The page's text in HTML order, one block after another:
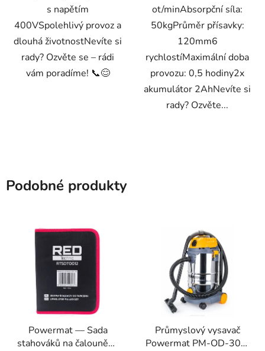
s napětím
400VSpolehlivý provoz a
dlouhá životnostNevíte si
rady? Ozvěte se – rádi
vám poradíme! 📞😊
ot/minAbsorpční síla:
50kgPrůměr přísavky:
120mm6
rychlostíMaximální doba
provozu: 0,5 hodiny2x
akumulátor 2AhNevíte si
rady? Ozvěte...
Podobné produkty
Powermat — Sada
stahováků na čalounění,
Průmyslový vysavač
Powermat PM-OD-30M